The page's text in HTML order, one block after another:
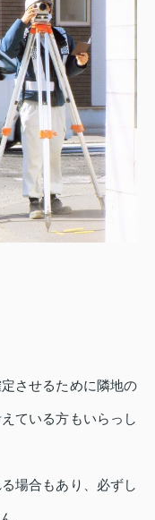
させるために隣地の
ている方もいらっし
場合もあり、必ずし